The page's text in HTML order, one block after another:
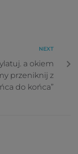
NEXT
a okiem
przeniknij z
do końca”